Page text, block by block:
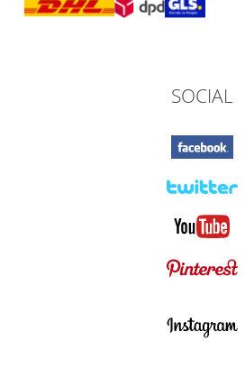
SOCIAL